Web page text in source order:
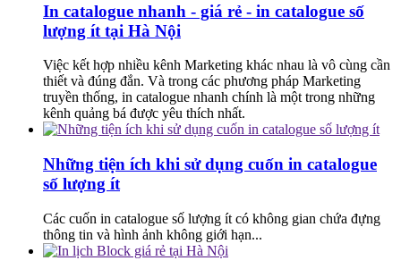
In catalogue nhanh - giá rẻ - in catalogue số
lượng ít tại Hà Nội
Việc kết hợp nhiều kênh Marketing khác nhau là vô cùng cần
thiết và đúng đắn. Và trong các phương pháp Marketing
truyền thống, in catalogue nhanh chính là một trong những
kênh quảng bá được yêu thích nhất.
Những tiện ích khi sử dụng cuốn in catalogue
số lượng ít
Các cuốn in catalogue số lượng ít có không gian chứa đựng
thông tin và hình ảnh không giới hạn...